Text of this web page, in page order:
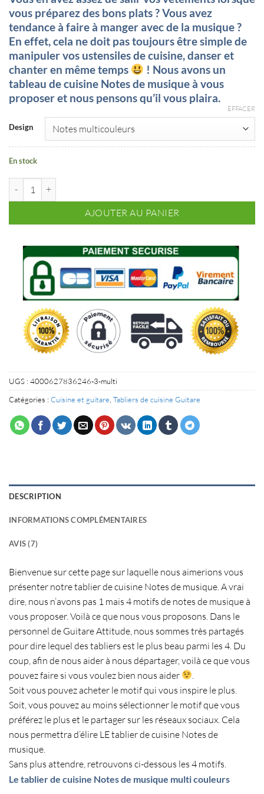
client
vous préparez des bons plats ? Vous avez
tendance à faire à manger avec de la musique ?
En effet, cela ne doit pas toujours être simple de
manipuler vos ustensiles de cuisine, danser et
chanter en même temps
! Nous avons un
tableau de cuisine Notes de musique à vous
proposer et nous pensons qu’il vous plaira.
Design
EFFACER
En stock
AJOUTER AU PANIER
UGS : 4000627836246-3-multi
Catégories : Cuisine et guitare Tabliers de cuisine Guitare
DESCRIPTION
INFORMATIONS COMPLÉMENTAIRES
AVIS (7)
Bienvenue sur cette page sur laquelle nous aimerions vous
présenter notretablier de cuisine Notes de musique . A vrai
dire, nous n’avons pas 1 mais 4 motifs de notes de musiqueà
vous proposer. Voilà ce que nous vous proposons. Dans le
personnel de Guitare Attitude, nous sommes très partagés
pour dire lequel des tabliers est le plus beau parmi les 4. Du
coup, afin de nous aider à nous départager, voilà ce que vous
pouvez faire si vous voulez bien nous aider
Soit vous pouvez acheter le motif qui vous inspire le plus.
Soit, vous pouvez au moins sélectionner le motif que vous
préférez le plus et le partager sur les réseaux sociaux. Cela
nous permettra d’élire LEtablier de cuisine Notes de
musique
Sans plus attendre, retrouvons ci-dessous les 4 motifs.
Le tablier de cuisine Notes de musique multi couleurs